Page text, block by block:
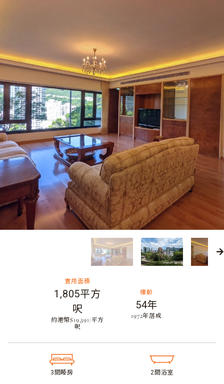
實用面積
1,805平方
呎
約港幣$19,391/平方
呎
樓齡
54年
​1972年落成
3間睡房​ 2間浴室​